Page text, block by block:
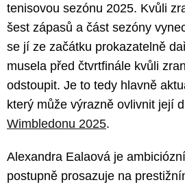
tenisovou sezónu 2025. Kvůli
šest zápasů a část sezóny
se jí ze začátku prokazatelně
musela před čtvrtfinále kvůli
odstoupit. Je to tedy hlavně
který může výrazně ovlivnit její
Wimbledonu 2025.
Alexandra Ealaová je
postupně prosazuje na